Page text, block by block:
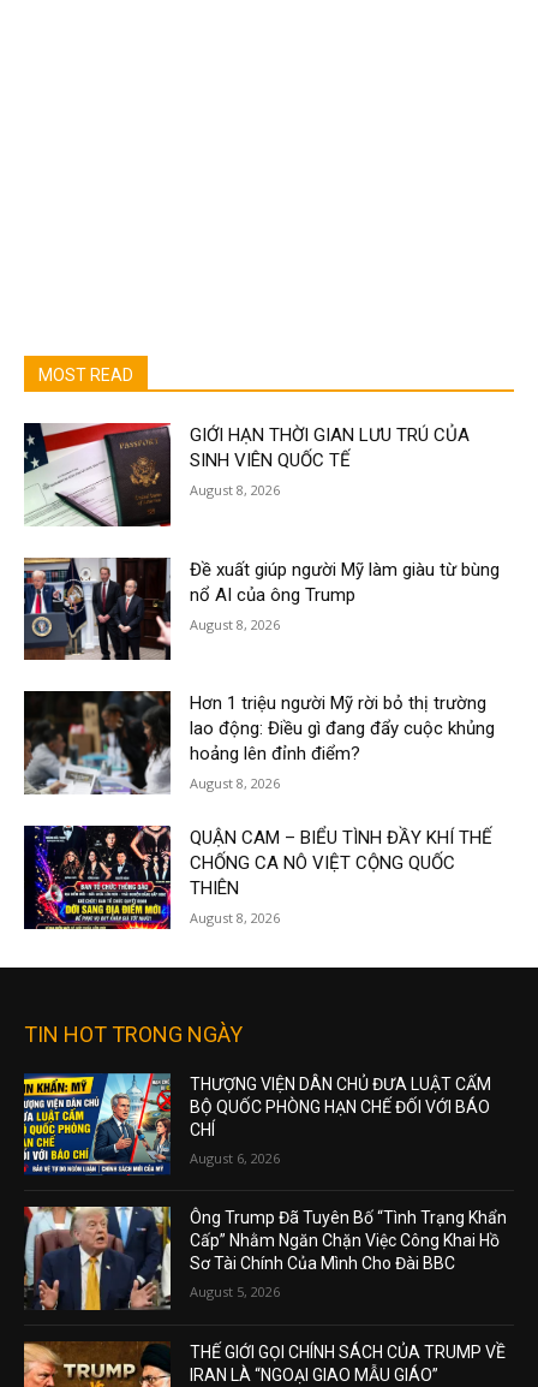
MOST READ
GIỚI HẠN THỜI GIAN LƯU TRÚ CỦA
SINH VIÊN QUỐC TẾ
August 8, 2026
Đề xuất giúp người Mỹ làm giàu từ bùng
nổ AI của ông Trump
August 8, 2026
Hơn 1 triệu người Mỹ rời bỏ thị trường
lao động: Điều gì đang đẩy cuộc khủng
hoảng lên đỉnh điểm?
August 8, 2026
QUẬN CAM – BIỂU TÌNH ĐẦY KHÍ THẾ
CHỐNG CA NÔ VIỆT CỘNG QUỐC
THIÊN
August 8, 2026
TIN HOT TRONG NGÀY
THƯỢNG VIỆN DÂN CHỦ ĐƯA LUẬT CẤM
BỘ QUỐC PHÒNG HẠN CHẾ ĐỐI VỚI BÁO
CHÍ
August 6, 2026
Ông Trump Đã Tuyên Bố “Tình Trạng Khẩn
Cấp” Nhằm Ngăn Chặn Việc Công Khai Hồ
Sơ Tài Chính Của Mình Cho Đài BBC
August 5, 2026
THẾ GIỚI GỌI CHÍNH SÁCH CỦA TRUMP VỀ
IRAN LÀ “NGOẠI GIAO MẪU GIÁO”